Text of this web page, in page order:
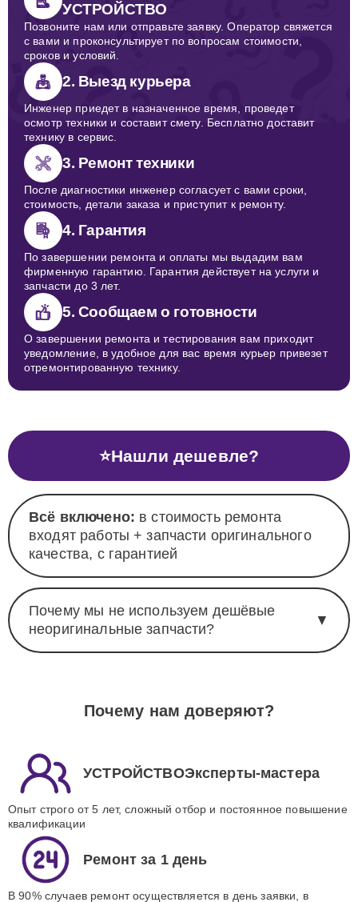
УСТРОЙСТВО
Позвоните нам или отправьте заявку. Оператор свяжется
с вами и проконсультирует по вопросам стоимости,
сроков и условий.
2. Выезд курьера
Инженер приедет в назначенное время, проведет
осмотр техники и составит смету. Бесплатно доставит
технику в сервис.
3. Ремонт техники
После диагностики инженер согласует с вами сроки,
стоимость, детали заказа и приступит к ремонту.
4. Гарантия
По завершении ремонта и оплаты мы выдадим вам
фирменную гарантию. Гарантия действует на услуги и
запчасти до 3 лет.
5. Сообщаем о готовности
О завершении ремонта и тестирования вам приходит
уведомление, в удобное для вас время курьер привезет
отремонтированную технику.
⭐Нашли дешевле?
Всё включено: в стоимость ремонта
входят работы + запчасти оригинального
качества, с гарантией
Почему мы не используем дешёвые
неоригинальные запчасти?
▼
Почему нам доверяют?
УСТРОЙСТВОЭксперты-мастера
Опыт строго от 5 лет, сложный отбор и постоянное повышение
квалификации
Ремонт за 1 день
В 90% случаев ремонт осуществляется в день заявки, в